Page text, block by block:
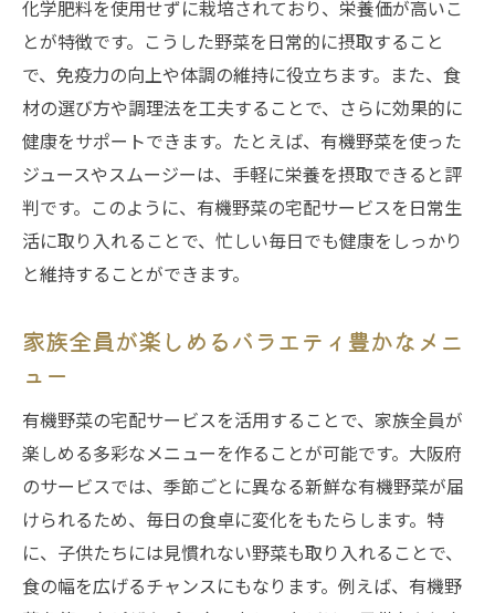
化学肥料を使用せずに栽培されており、栄養価が高いこ
とが特徴です。こうした野菜を日常的に摂取すること
で、免疫力の向上や体調の維持に役立ちます。また、食
材の選び方や調理法を工夫することで、さらに効果的に
健康をサポートできます。たとえば、有機野菜を使った
ジュースやスムージーは、手軽に栄養を摂取できると評
判です。このように、有機野菜の宅配サービスを日常生
活に取り入れることで、忙しい毎日でも健康をしっかり
と維持することができます。
家族全員が楽しめるバラエティ豊かなメニ
ュー
有機野菜の宅配サービスを活用することで、家族全員が
楽しめる多彩なメニューを作ることが可能です。大阪府
のサービスでは、季節ごとに異なる新鮮な有機野菜が届
けられるため、毎日の食卓に変化をもたらします。特
に、子供たちには見慣れない野菜も取り入れることで、
食の幅を広げるチャンスにもなります。例えば、有機野